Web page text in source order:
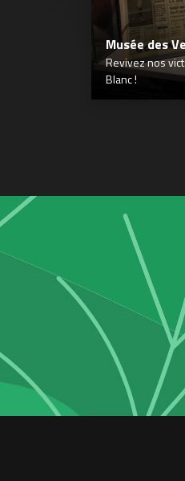
Musée des
Revivez nos
Blanc !